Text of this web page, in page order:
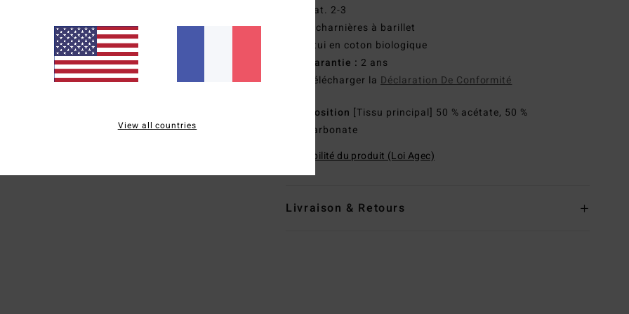
Cat. 2-3
5 charnières à barillet
Étui en coton biologique
Garantie : 2 ans
Télécharger la Déclaration De Conformité
Composition [Tissu principal] 50 % acétate, 50 %
polycarbonate
Traçabilité du produit (Loi Agec)
Livraison & Retours
View all countries